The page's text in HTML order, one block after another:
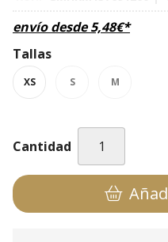
envío desde5,48€*
Tallas
XS S M
Cantidad